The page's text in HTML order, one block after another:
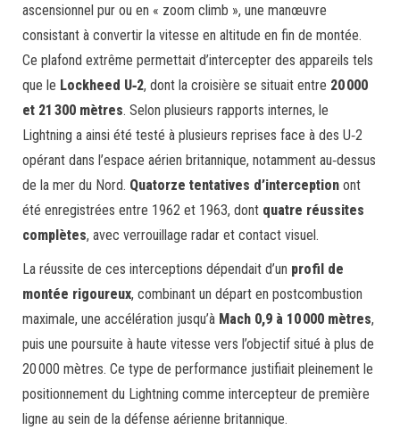
ascensionnel pur ou en « zoom climb », une manœuvre
consistant à convertir la vitesse en altitude en fin de montée.
Ce plafond extrême permettait d’intercepter des appareils tels
que le Lockheed U‑2, dont la croisière se situait entre 20 000
et 21 300 mètres. Selon plusieurs rapports internes, le
Lightning a ainsi été testé à plusieurs reprises face à des U‑2
opérant dans l’espace aérien britannique, notamment au‑dessus
de la mer du Nord. Quatorze tentatives d’interception ont
été enregistrées entre 1962 et 1963, dont quatre réussites
complètes, avec verrouillage radar et contact visuel.
La réussite de ces interceptions dépendait d’un profil de
montée rigoureux, combinant un départ en postcombustion
maximale, une accélération jusqu’à Mach 0,9 à 10 000 mètres,
puis une poursuite à haute vitesse vers l’objectif situé à plus de
20 000 mètres. Ce type de performance justifiait pleinement le
positionnement du Lightning comme intercepteur de première
ligne au sein de la défense aérienne britannique.